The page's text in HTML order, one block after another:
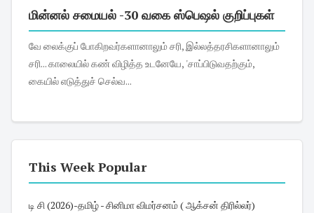
மின்னல் சமையல் -30 வகை ஸ்பெஷல் குறிப்புகள்
வே லைக்குப் போகிறவர்களானாலும் சரி, இல்லத்தரசிகளானாலும்
சரி... காலையில் கண் விழித்த உடனேயே, 'சாப்பிடுவதற்கும்,
கையில் எடுத்துச் செல்வ...
This Week Popular
டி சி (2026)-தமிழ் - சினிமா விமர்சனம் ( ஆக்சன் திரில்லர்)